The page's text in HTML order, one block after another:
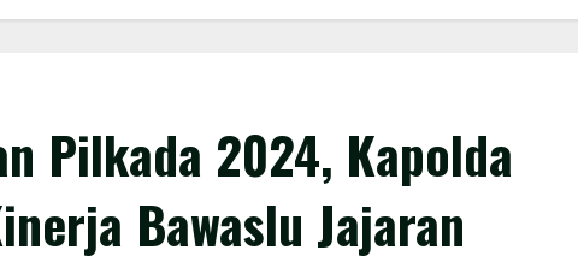
Pilkada 2024, Kapolda
Bawaslu Jajaran